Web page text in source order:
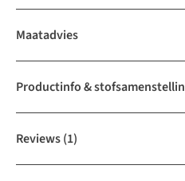
Maatadvies
Productinfo &
Reviews(1)